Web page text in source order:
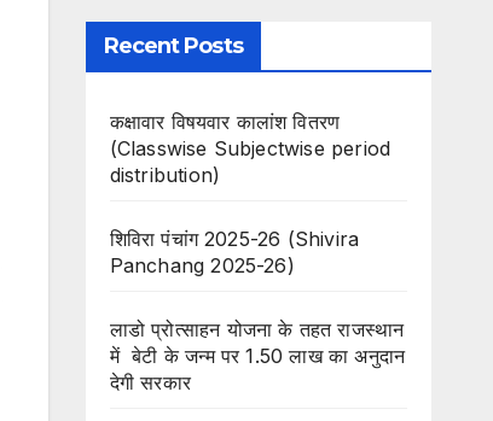
Recent Posts
कक्षावार विषयवार कालांश वितरण
(Classwise Subjectwise period
distribution)
शिविरा पंचांग 2025-26 (Shivira
Panchang 2025-26)
लाडो प्रोत्साहन योजना के तहत राजस्थान
में बेटी के जन्म पर 1.50 लाख का अनुदान
देगी सरकार